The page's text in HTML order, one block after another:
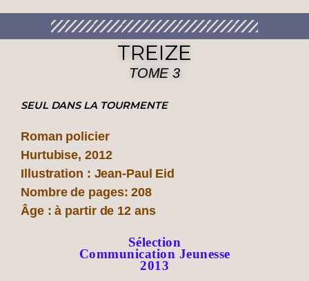
TREIZE
TOME 3
SEUL DANS LA TOURMENTE
Roman policier
Hurtubise, 2012
Illustration : Jean-Paul Eid
Nombre de pages: 208
Âge : à partir de 12 ans
Sélection
Communication Jeunesse
2013